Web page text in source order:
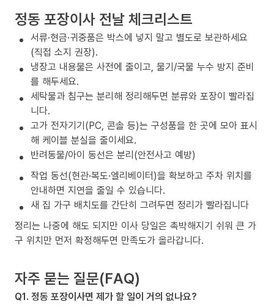
정동 포장이사 전날 체크리스트
서류·현금·귀중품은 박스에 넣지 말고 별도로 보관하세요
(직접 소지 권장).
냉장고 내용물은 사전에 줄이고, 물기/국물 누수 방지 준비
를 해두세요.
세탁물과 침구는 분리해 정리해두면 분류와 포장이 빨라집
니다.
고가 전자기기(PC, 콘솔 등)는 구성품을 한 곳에 모아 표시
해 케이블 분실을 줄이세요.
반려동물/아이 동선은 분리(안전사고 예방)
작업 동선(현관·복도·엘리베이터)을 확보하고 주차 위치를
안내하면 지연을 줄일 수 있습니다.
새 집 가구 배치도를 간단히 그려두면 정리가 빨라집니다
정리는 나중에 해도 되지만 이사 당일은 촉박해지기 쉬워 큰 가
구 위치만 먼저 확정해두면 만족도가 올라갑니다.
자주 묻는 질문(FAQ)
Q1. 정동 포장이사면 제가 할 일이 거의 없나요?